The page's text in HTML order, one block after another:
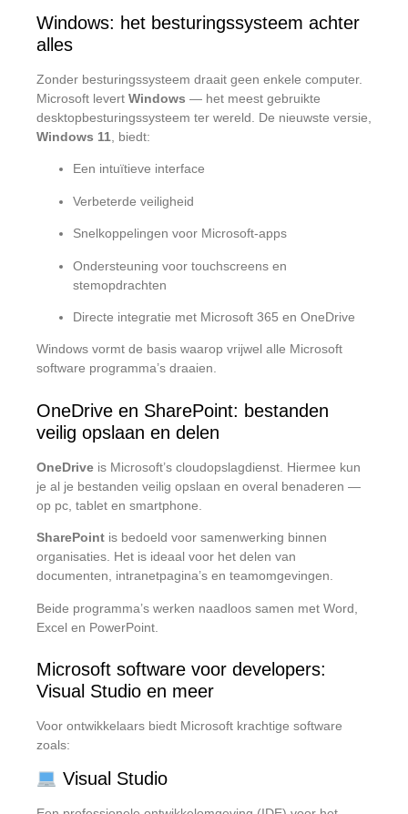
Windows: het besturingssysteem achter
alles
Zonder besturingssysteem draait geen enkele computer.
Microsoft levert Windows — het meest gebruikte
desktopbesturingssysteem ter wereld. De nieuwste versie,
Windows 11 , biedt:
Een intuïtieve interface
Verbeterde veiligheid
Snelkoppelingen voor Microsoft-apps
Ondersteuning voor touchscreens en
stemopdrachten
Directe integratie met Microsoft 365 en OneDrive
Windows vormt de basis waarop vrijwel alle Microsoft
software programma’s draaien.
OneDrive en SharePoint: bestanden
veilig opslaan en delen
OneDrive is Microsoft’s cloudopslagdienst. Hiermee kun
je al je bestanden veilig opslaan en overal benaderen —
op pc, tablet en smartphone.
SharePoint is bedoeld voor samenwerking binnen
organisaties. Het is ideaal voor het delen van
documenten, intranetpagina’s en teamomgevingen.
Beide programma’s werken naadloos samen met Word,
Excel en PowerPoint.
Microsoft software voor developers:
Visual Studio en meer
Voor ontwikkelaars biedt Microsoft krachtige software
zoals:
Visual Studio